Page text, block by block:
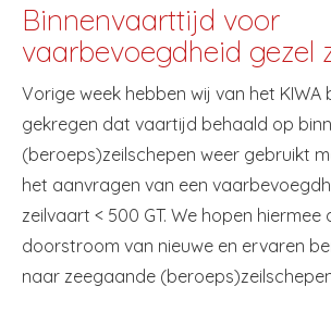
Binnenvaarttijd voor
vaarbevoegdheid gezel
Vorige week hebben wij van het KIWA
gekregen dat vaartijd behaald op
(beroeps)zeilschepen weer gebruikt
het aanvragen van een
zeilvaart < 500 GT. We hopen hiermee
doorstroom van nieuwe en ervaren
naar zeegaande